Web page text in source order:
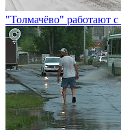
"Толмачёво" работают